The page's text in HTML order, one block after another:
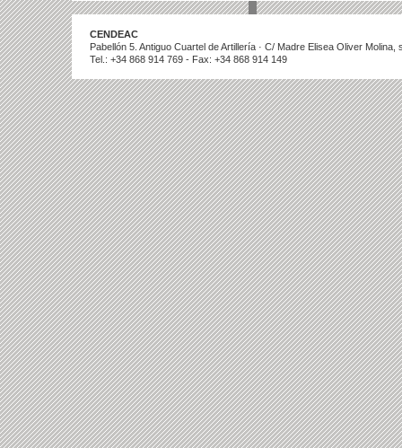
CENDEAC
Pabellón 5. Antiguo Cuartel de Artillería · C/ Madre Elisea Oliver
Tel.: +34 868 914 769 - Fax: +34 868 914 149